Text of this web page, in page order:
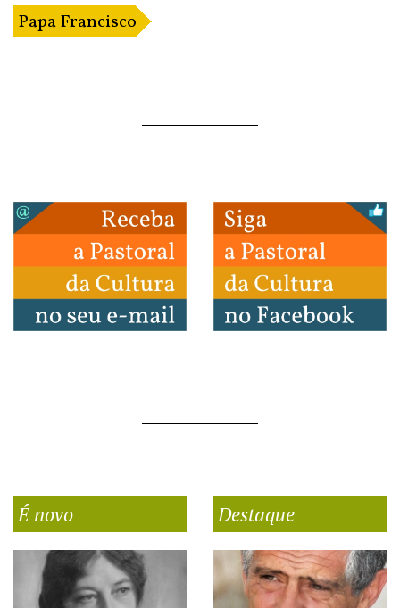
Papa Francisco
É novo Destaque